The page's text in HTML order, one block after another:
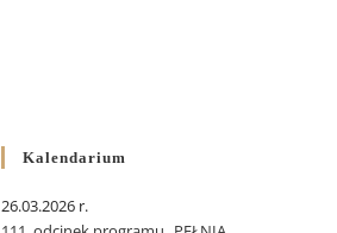
Kalendarium
26.03.2026 r.